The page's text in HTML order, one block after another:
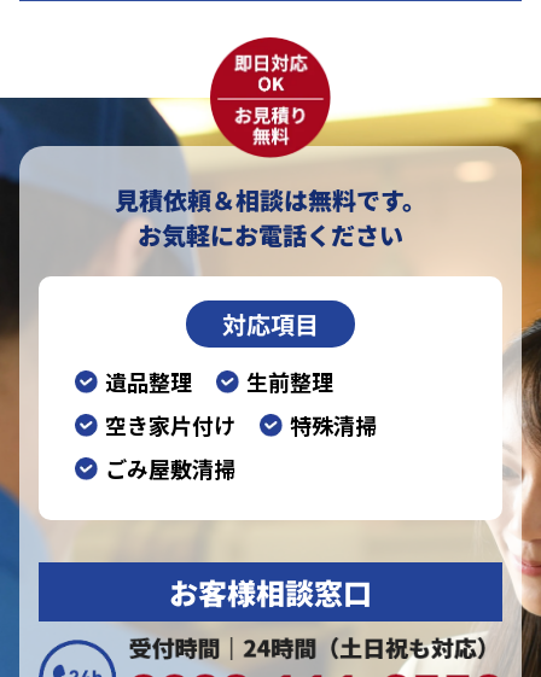
見積依頼＆相談は無料です。
お気軽にお電話ください
対応項目
遺品整理
生前整理
空き家片付け
特殊清掃
ごみ屋敷清掃
お客様相談窓口